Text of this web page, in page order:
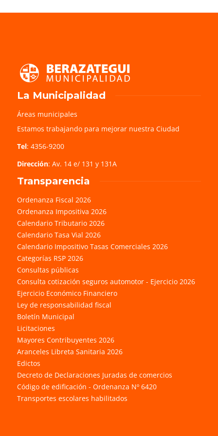
La Municipalidad
Áreas municipales
Estamos trabajando para mejorar nuestra Ciudad
Tel: 4356-9200
Dirección: Av. 14 e/ 131 y 131A
Transparencia
Ordenanza Fiscal 2026
Ordenanza Impositiva 2026
Calendario Tributario 2026
Calendario Tasa Vial 2026
Calendario Impositivo Tasas Comerciales 2026
Categorías RSP 2026
Consultas públicas
Consulta cotización seguros automotor - Ejercicio 2026
Ejercicio Económico Financiero
Ley de responsabilidad fiscal
Boletín Municipal
Licitaciones
Mayores Contribuyentes 2026
Aranceles Libreta Sanitaria 2026
Edictos
Decreto de Declaraciones Juradas de comercios
Código de edificación - Ordenanza Nº 6420
Transportes escolares habilitados